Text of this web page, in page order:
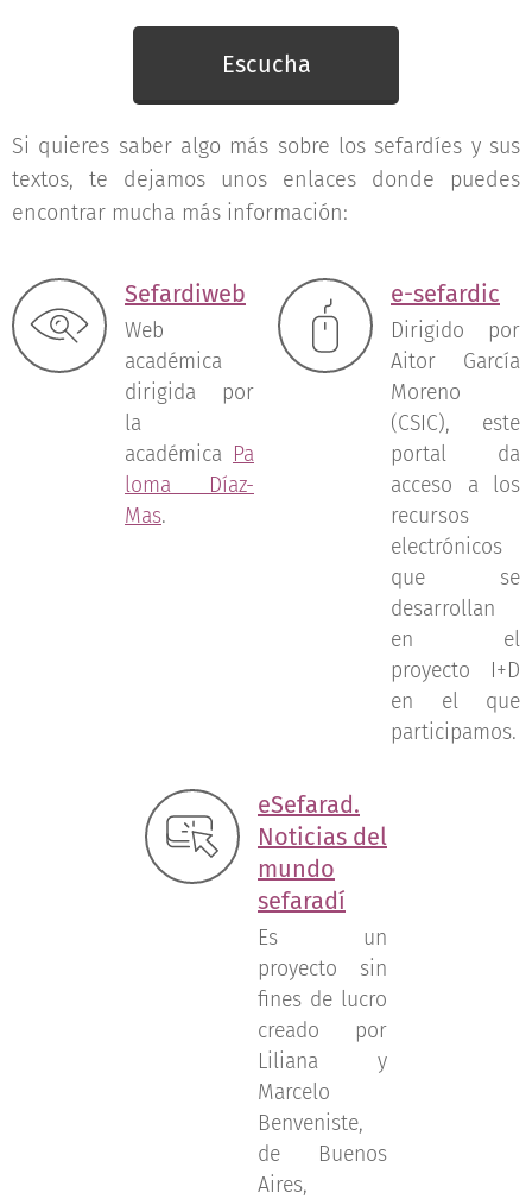
Escucha
Si quieres saber algo más sobre los sefardíes y sus
textos, te dejamos unos enlaces donde puedes
encontrar mucha más información:
Sefardiweb
Web
académica
dirigida por
la
académica Pa
loma Díaz-
Mas.
e-sefardic
Dirigido por
Aitor García
Moreno
(CSIC), este
portal da
acceso a los
recursos
electrónicos
que se
desarrollan
en el
proyecto I+D
en el que
participamos.
eSefarad.
Noticias del
mundo
sefaradí
Es un
proyecto sin
fines de lucro
creado por
Liliana y
Marcelo
Benveniste,
de Buenos
Aires,